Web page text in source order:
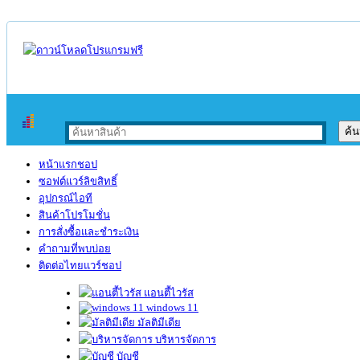
หน้าแรกชอป
ซอฟต์แวร์ลิขสิทธิ์
อุปกรณ์ไอที
สินค้าโปรโมชั่น
การสั่งซื้อและชำระเงิน
คำถามที่พบบ่อย
ติดต่อไทยแวร์ชอป
แอนตี้ไวรัส
windows 11
มัลติมีเดีย
บริหารจัดการ
บัญชี